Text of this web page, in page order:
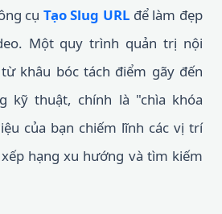
cụ Tạo Slug URL để làm đẹp
Một quy trình quản trị nội
khâu bóc tách điểm gãy đến
kỹ thuật, chính là "chìa khóa
của bạn chiếm lĩnh các vị trí
hạng xu hướng và tìm kiếm